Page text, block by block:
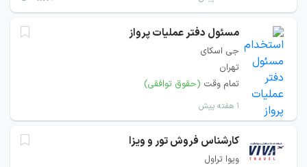
مسئول دفتر عملیات پرواز
جی اسکای
تهران
تمام وقت (حقوق توافقی)
۱ هفته پیش
کارشناس فروش تور و ویزا
ویوا تراول